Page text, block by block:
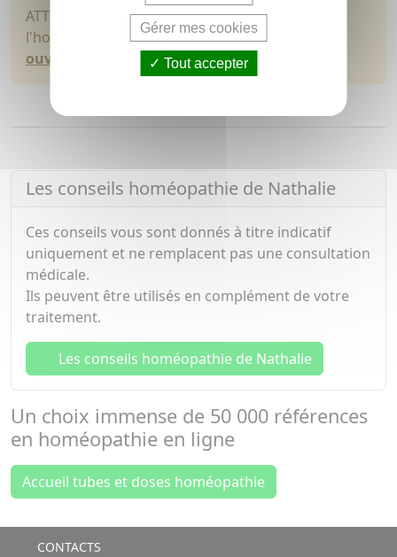
ATTENTION : Toute commande comprenant de
l'homéopathie sera expédiée sous3 à 4 jours
ouvrés
Les conseils homéopathie de Nathalie
Ces conseils vous sont donnés à titre indicatif
uniquement et ne remplacent pas une consultation
médicale.
Ils peuvent être utilisés en complément de votre
traitement.
Les conseils homéopathie de Nathalie
Un choix immense de 50 000 références
en homéopathie en ligne
Accueil tubes et doses homéopathie
CONTACTS
Gérer mes cookies
Tout accepter